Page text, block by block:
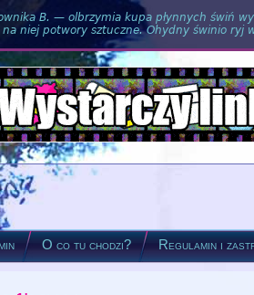
B. — olbrzymia kupa płynnych świń
niej potwory sztuczne. Ohydny świnio ryj
O co tu chodzi? Regulamin i